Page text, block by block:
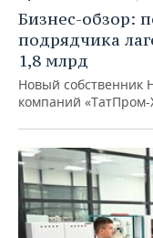
Бизнес-обзор:
подрядчика
1,8 млрд
Новый собственник
компаний «ТатПром-